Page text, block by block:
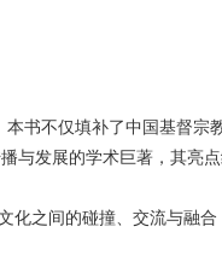
书不仅填补了中国基督宗
与发展的学术巨著，其亮
化之间的碰撞、交流与融